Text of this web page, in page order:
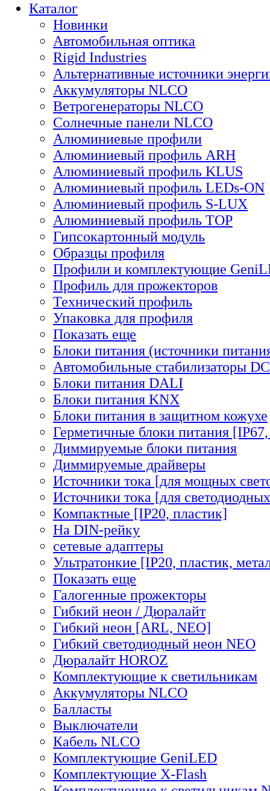
Каталог
Новинки
Автомобильная оптика
Rigid Industries
Альтернативные источники
Аккумуляторы NLCO
Ветрогенераторы NLCO
Солнечные панели NLCO
Алюминиевые профили
Алюминиевый профиль ARH
Алюминиевый профиль KLUS
Алюминиевый профиль LEDs-ON
Алюминиевый профиль S-LUX
Алюминиевый профиль TOP
Гипсокартонный модуль
Образцы профиля
Профили и комплектующие
Профиль для прожекторов
Технический профиль
Упаковка для профиля
Показать еще
Блоки питания (источники
Автомобильные стабилизаторы
Блоки питания DALI
Блоки питания KNX
Блоки питания в защитном кожухе
Герметичные блоки питания
Диммируемые блоки питания
Диммируемые драйверы
Источники тока [для мощных
Источники тока [для
Компактные [IP20, пластик]
На DIN-рейку
сетевые адаптеры
Ультратонкие [IP20, пластик,
Показать еще
Галогенные прожекторы
Гибкий неон / Дюралайт
Гибкий неон [ARL, NEO]
Гибкий светодиодный неон NEO
Дюралайт HOROZ
Комплектующие к светильникам
Аккумуляторы NLCO
Балласты
Выключатели
Кабель NLCO
Комплектующие GeniLED
Комплектующие X-Flash